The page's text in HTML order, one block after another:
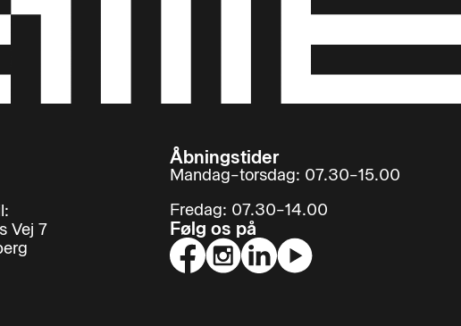
Vej 7
Åbningstider
Mandag–torsdag: 07.30–15.00
Fredag: 07.30–14.00
Følg os på